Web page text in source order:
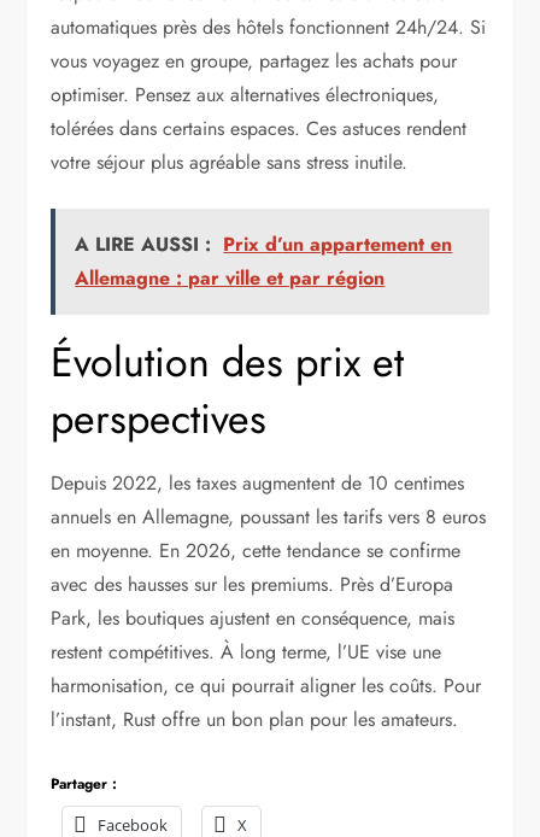
automatiques près des hôtels fonctionnent 24h/24. Si
vous voyagez en groupe, partagez les achats pour
optimiser. Pensez aux alternatives électroniques,
tolérées dans certains espaces. Ces astuces rendent
votre séjour plus agréable sans stress inutile.
A LIRE AUSSI : Prix d’un appartement en
Allemagne : par ville et par région
Évolution des prix et
perspectives
Depuis 2022, les taxes augmentent de 10 centimes
annuels en Allemagne, poussant les tarifs vers 8 euros
en moyenne. En 2026, cette tendance se confirme
avec des hausses sur les premiums. Près d’Europa
Park, les boutiques ajustent en conséquence, mais
restent compétitives. À long terme, l’UE vise une
harmonisation, ce qui pourrait aligner les coûts. Pour
l’instant, Rust offre un bon plan pour les amateurs.
Partager :
Facebook
X